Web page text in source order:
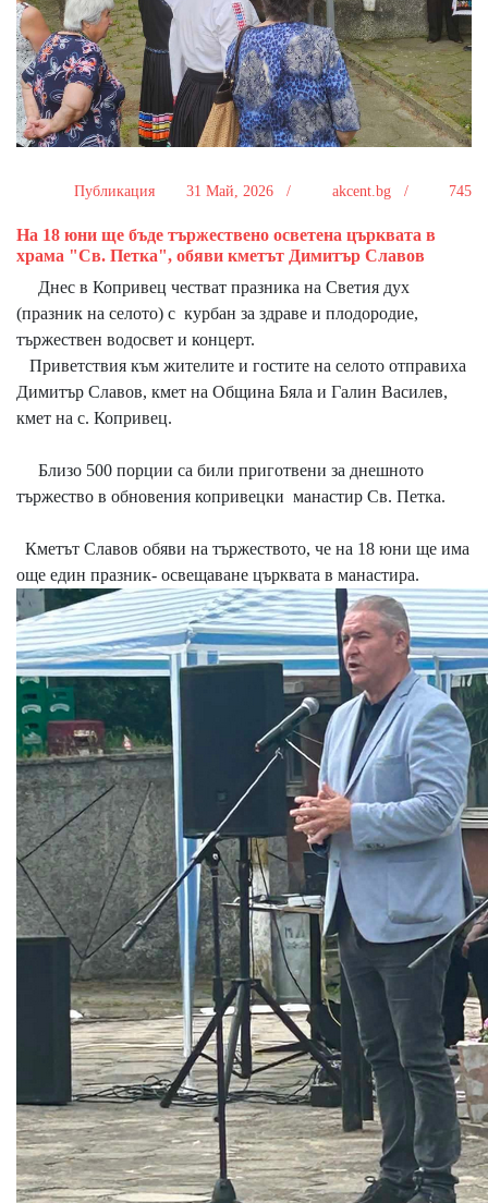
Публикация 31 Май, 2026 / akcent.bg / 745
На 18 юни ще бъде тържествено осветена църквата в
храма "Св. Петка", обяви кметът Димитър Славов
Днес в Копривец честват празника на Светия дух
(празник на селото) с курбан за здраве и плодородие,
тържествен водосвет и концерт.
Приветствия към жителите и гостите на селото отправиха
Димитър Славов, кмет на Община Бяла и Галин Василев,
кмет на с. Копривец.
Близо 500 порции са били приготвени за днешното
тържество в обновения копривецки манастир Св. Петка.
Кметът Славов обяви на тържеството, че на 18 юни ще има
още един празник- освещаване църквата в манастира.